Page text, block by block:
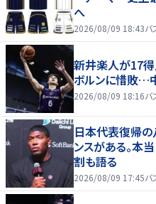
へ
2026/08/09 18:43バ
新井楽人が17
ボルンに惜敗…
2026/08/09 18:16バ
日本代表復帰の
ンスがある。本
割も語る
2026/08/09 17:45バ